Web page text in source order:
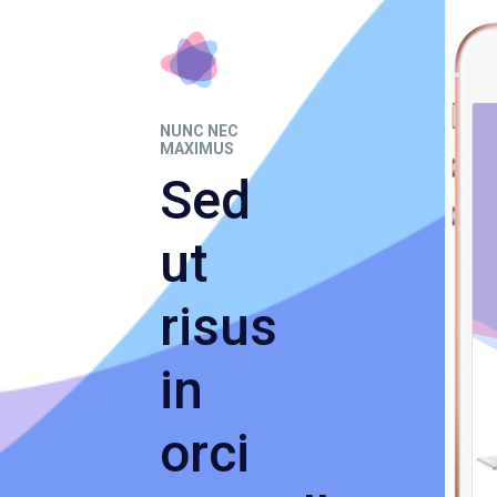
NUNC NEC
MAXIMUS
Sed
ut
risus
in
orci